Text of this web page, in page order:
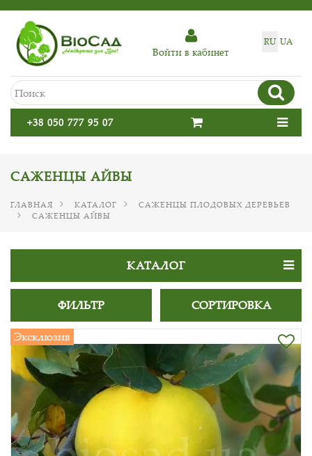
RU UA
Войти в кабинет
+38 050 777 95 07
САЖЕНЦЫ АЙВЫ
ГЛАВНАЯ КАТАЛОГ
САЖЕНЦЫ ПЛОДОВЫХ ДЕРЕВЬЕВ
САЖЕНЦЫ АЙВЫ
КАТАЛОГ
ФИЛЬТР СОРТИРОВКА
Эксклюзив